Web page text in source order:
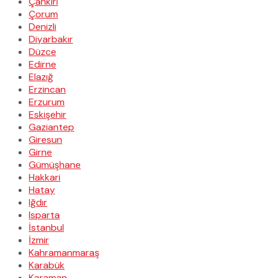
Çorum
Denizli
Diyarbakır
Düzce
Edirne
Elazığ
Erzincan
Erzurum
Eskişehir
Gaziantep
Giresun
Girne
Gümüşhane
Hakkari
Hatay
Iğdır
Isparta
İstanbul
İzmir
Kahramanmaraş
Karabük